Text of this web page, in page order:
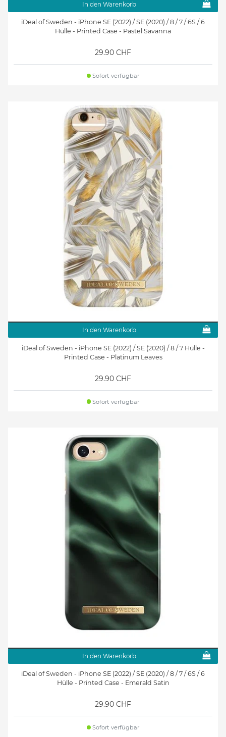
In den Warenkorb
iDeal of Sweden - iPhone SE (2022) / SE (2020) / 8 / 7 / 6S / 6
Hülle - Printed Case - Pastel Savanna
29.90 CHF
Sofort verfügbar
In den Warenkorb
iDeal of Sweden - iPhone SE (2022) / SE (2020) / 8 / 7 Hülle -
Printed Case - Platinum Leaves
29.90 CHF
Sofort verfügbar
In den Warenkorb
iDeal of Sweden - iPhone SE (2022) / SE (2020) / 8 / 7 / 6S / 6
Hülle - Printed Case - Emerald Satin
29.90 CHF
Sofort verfügbar